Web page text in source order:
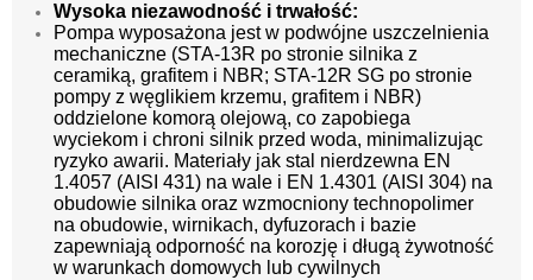
Wysoka niezawodność i trwałość:
Pompa wyposażona jest w podwójne uszczelnienia
mechaniczne (STA-13R po stronie silnika z
ceramiką, grafitem i NBR; STA-12R SG po stronie
pompy z węglikiem krzemu, grafitem i NBR)
oddzielone komorą olejową, co zapobiega
wyciekom i chroni silnik przed woda, minimalizując
ryzyko awarii. Materiały jak stal nierdzewna EN
1.4057 (AISI 431) na wale i EN 1.4301 (AISI 304) na
obudowie silnika oraz wzmocniony technopolimer
na obudowie, wirnikach, dyfuzorach i bazie
zapewniają odporność na korozję i długą żywotność
w warunkach domowych lub cywilnych